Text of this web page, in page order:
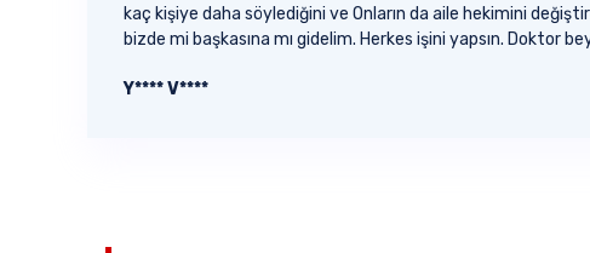
kaç kişiye daha söylediğini ve Onların da aile hekimini
bizde mi başkasına mı gidelim. Herkes işini yapsın. Doktor
Y**** V****